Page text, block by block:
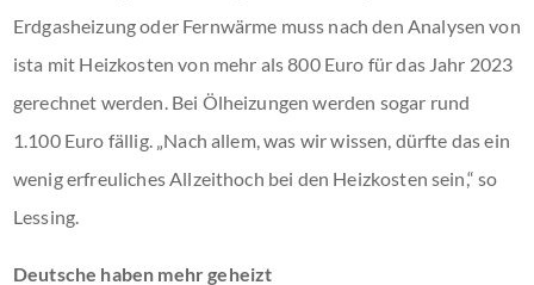
Erdgasheizung oder Fernwärme muss nach den Analysen von
ista mit Heizkosten von mehr als 800 Euro für das Jahr 2023
gerechnet werden. Bei Ölheizungen werden sogar rund
1.100 Euro fällig. „Nach allem, was wir wissen, dürfte das ein
wenig erfreuliches Allzeithoch bei den Heizkosten sein,“ so
Lessing.
Deutsche haben mehr geheizt